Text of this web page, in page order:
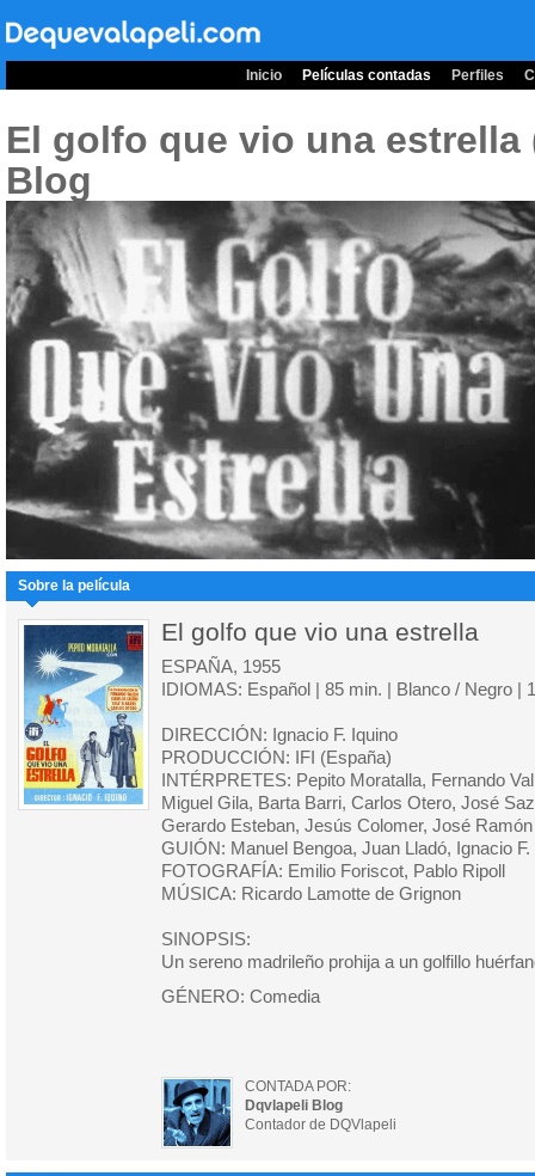
Inicio Películas contadas Perfiles
El golfo que vio una estrella
Blog
Sobre la película
El golfo que vio una estrella
ESPAÑA, 1955
IDIOMAS: Español | 85 min. | Blanco / Negro |
DIRECCIÓN: Ignacio F. Iquino
PRODUCCIÓN: IFI (España)
INTÉRPRETES: Pepito Moratalla, Fernando
Miguel Gila, Barta Barri, Carlos Otero, José
Gerardo Esteban, Jesús Colomer, José
GUIÓN: Manuel Bengoa, Juan Lladó, Ignacio F.
FOTOGRAFÍA: Emilio Foriscot, Pablo Ripoll
MÚSICA: Ricardo Lamotte de Grignon
SINOPSIS:
Un sereno madrileño prohija a un golfillo
GÉNERO: Comedia
CONTADA POR:
Dqvlapeli Blog
Contador de DQVlapeli